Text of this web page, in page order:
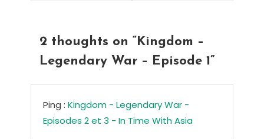
2 thoughts on “Kingdom –
Legendary War – Episode 1”
Ping : Kingdom - Legendary War -
Episodes 2 et 3 - In Time With Asia